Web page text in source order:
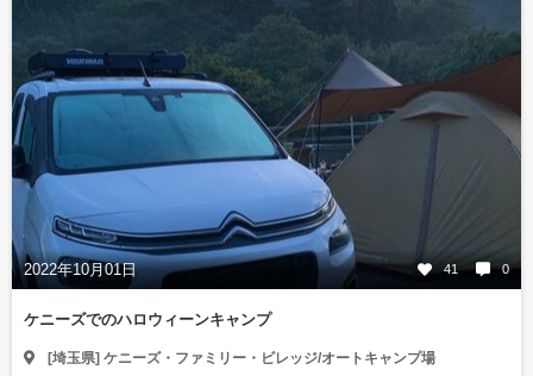
2022年10月01日 41 0
ケニーズでのハロウィーンキャンプ
[埼玉県] ケニーズ・ファミリー・ビレッジ/オートキャンプ場